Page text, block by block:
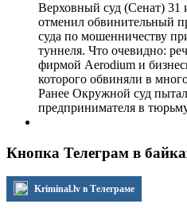
Верховный суд (Сенат) 31
отменил обвинительный
суда по мошенничеству
туннеля. Что очевидно:
фирмой Aerodium и
которого обвиняли в
Ранее Окружной суд
предпринимателя в
Кнопка Телеграм в
Kriminal.lv в Телеграме